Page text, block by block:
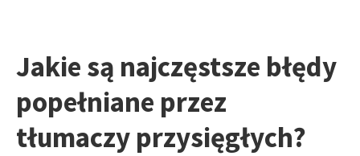
Jakie są najczęstsze błędy
popełniane przez
tłumaczy przysięgłych?